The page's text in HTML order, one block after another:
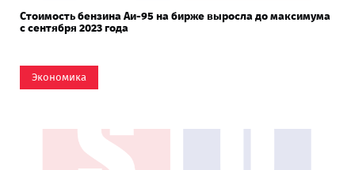
Стоимость бензина Аи-95 на бирже выросла до максимума
с сентября 2023 года
Экономика